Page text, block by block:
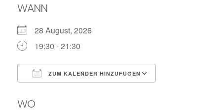
WANN
28 August, 2026
19:30 - 21:30
ZUM KALENDER HINZUFÜGEN
WO